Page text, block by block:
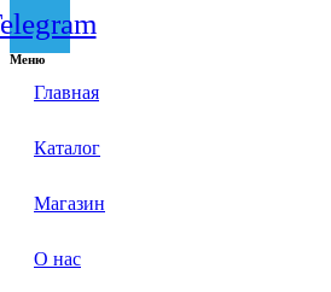
Меню
Главная
Каталог
Магазин
О нас